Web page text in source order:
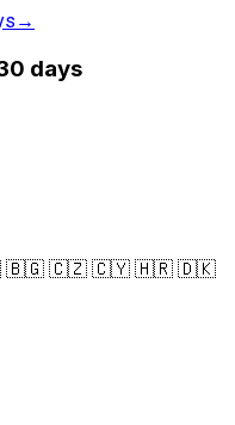
→
30 days
🇧🇬 🇨🇿 🇨🇾 🇭🇷 🇩🇰